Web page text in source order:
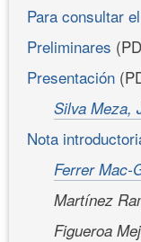
Para consultar
Preliminares
Presentación
Silva Meza,
Nota
Ferrer Mac-
Martínez
Figueroa